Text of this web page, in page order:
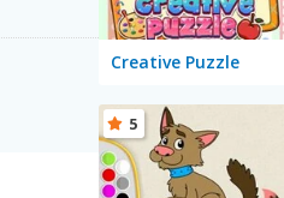
Creative Puzzle
5